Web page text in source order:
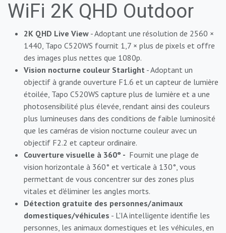
WiFi 2K QHD Outdoor
2K QHD Live View - Adoptant une résolution de 2560 ×
1440, Tapo C520WS fournit 1,7 × plus de pixels et offre
des images plus nettes que 1080p.
Vision nocturne couleur Starlight - Adoptant un
objectif à grande ouverture F1.6 et un capteur de lumière
étoilée, Tapo C520WS capture plus de lumière et a une
photosensibilité plus élevée, rendant ainsi des couleurs
plus lumineuses dans des conditions de faible luminosité
que les caméras de vision nocturne couleur avec un
objectif F2.2 et capteur ordinaire.
Couverture visuelle à 360° - Fournit une plage de
vision horizontale à 360° et verticale à 130°, vous
permettant de vous concentrer sur des zones plus
vitales et d'éliminer les angles morts.
Détection gratuite des personnes/animaux
domestiques/véhicules - L'IA intelligente identifie les
personnes, les animaux domestiques et les véhicules, en